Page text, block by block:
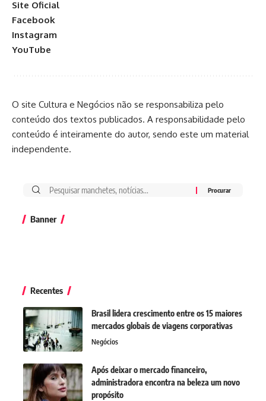
Site Oficial
Facebook
Instagram
YouTube
O site Cultura e Negócios não se responsabiliza pelo
conteúdo dos textos publicados. A responsabilidade pelo
conteúdo é inteiramente do autor, sendo este um material
independente.
Banner
Recentes
Brasil lidera crescimento entre os 15 maiores
mercados globais de viagens corporativas
Negócios
Após deixar o mercado financeiro,
administradora encontra na beleza um novo
propósito